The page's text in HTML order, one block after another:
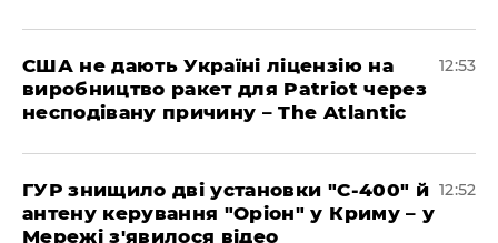
США не дають Україні ліцензію на
виробництво ракет для Patriot через
несподівану причину – The Atlantic
12:53
ГУР знищило дві установки "С-400" й
антену керування "Оріон" у Криму – у
Мережі з'явилося відео
12:52